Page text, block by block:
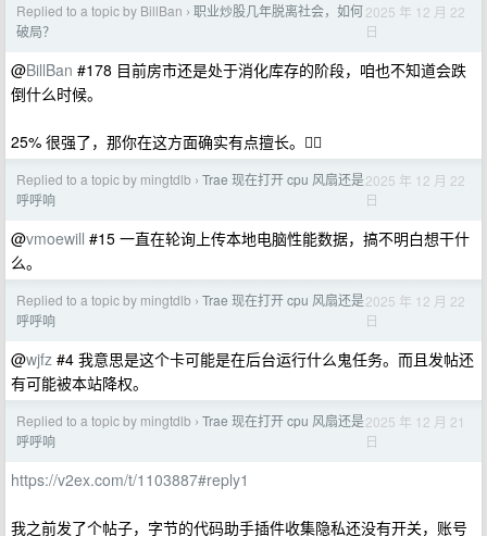
Replied to a topic by BillBan › 职业炒股几年脱离社会，如何
破局？
2025 年 12 月 22
日
@BillBan #178 目前房市还是处于消化库存的阶段，咱也不知道会跌
倒什么时候。
25% 很强了，那你在这方面确实有点擅长。👍🏻
Replied to a topic by mingtdlb › Trae 现在打开 cpu 风扇还是
呼呼响
2025 年 12 月 22
日
@vmoewill #15 一直在轮询上传本地电脑性能数据，搞不明白想干什
么。
Replied to a topic by mingtdlb › Trae 现在打开 cpu 风扇还是
呼呼响
2025 年 12 月 22
日
@wjfz #4 我意思是这个卡可能是在后台运行什么鬼任务。而且发帖还
有可能被本站降权。
Replied to a topic by mingtdlb › Trae 现在打开 cpu 风扇还是
呼呼响
2025 年 12 月 21
日
https://v2ex.com/t/1103887#reply1
我之前发了个帖子，字节的代码助手插件收集隐私还没有开关，账号